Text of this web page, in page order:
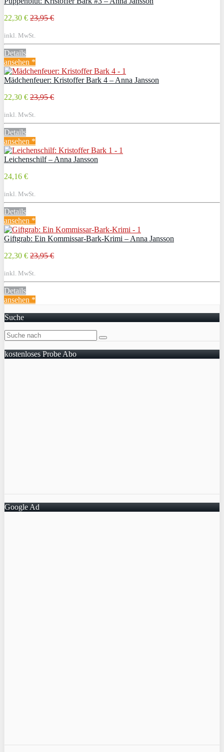
22,30 € 23,95 €
inkl. MwSt.
Details
ansehen *
Mädchenfeuer: Kristoffer Bark 4 – Anna Jansson
22,30 € 23,95 €
inkl. MwSt.
Details
ansehen *
Leichenschilf – Anna Jansson
24,16 €
inkl. MwSt.
Details
ansehen *
Giftgrab: Ein Kommissar-Bark-Krimi – Anna Jansson
22,30 € 23,95 €
inkl. MwSt.
Details
ansehen *
Suche
kostenloses Probe Abo
Google Ad